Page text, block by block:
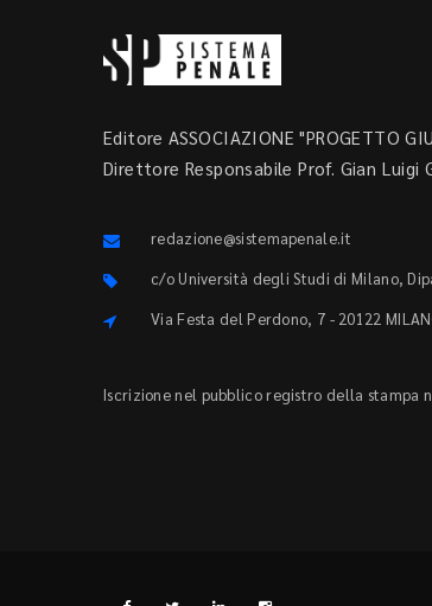
Editore ASSOCIAZIONE "PROGETTO
Direttore Responsabile Prof. Gian Luigi
redazione@sistemapenale.it
c/o Università degli Studi di Milano,
Via Festa del Perdono, 7 - 20122
Iscrizione nel pubblico registro della stampa